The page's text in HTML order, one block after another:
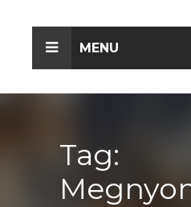
MENU
Tag: